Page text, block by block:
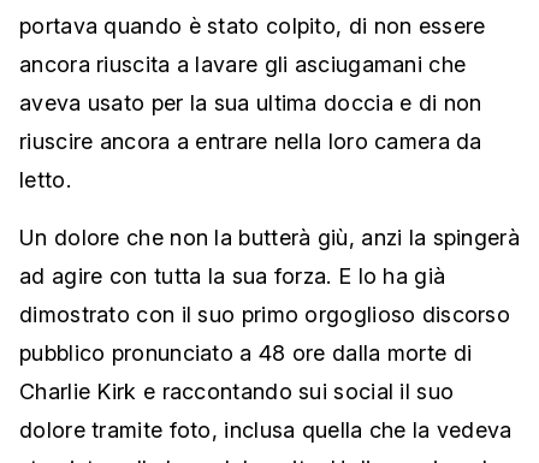
portava quando è stato colpito, di non essere
ancora riuscita a lavare gli asciugamani che
aveva usato per la sua ultima doccia e di non
riuscire ancora a entrare nella loro camera da
letto.
Un dolore che non la butterà giù, anzi la spingerà
ad agire con tutta la sua forza. E lo ha già
dimostrato con il suo primo orgoglioso discorso
pubblico pronunciato a 48 ore dalla morte di
Charlie Kirk e raccontando sui social il suo
dolore tramite foto, inclusa quella che la vedeva